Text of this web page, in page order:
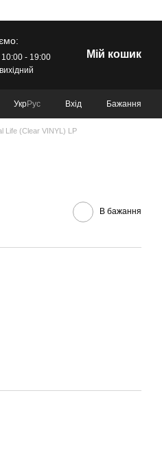
- 19:00
Мій кошик
УкрРус Вхід Бажання
Life (Clear VINYL) LP
В бажання